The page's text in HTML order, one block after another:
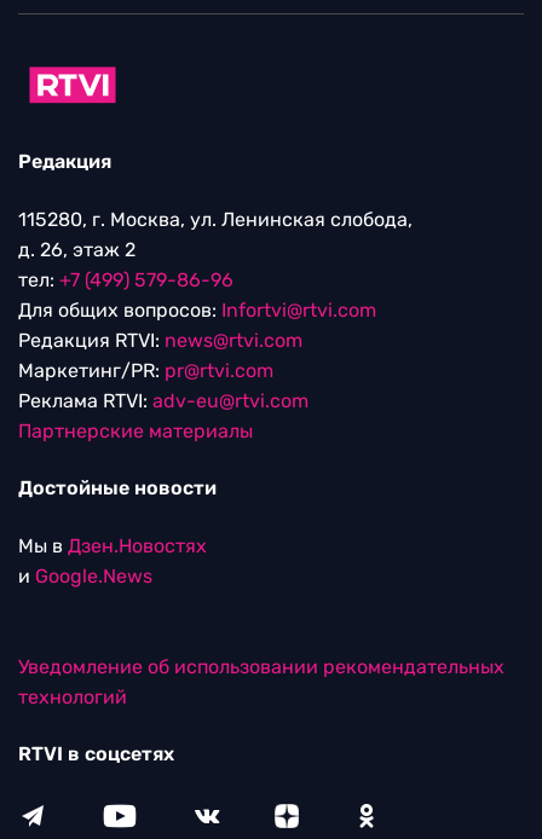
Редакция
115280, г. Москва, ул. Ленинская слобода,
д. 26, этаж 2
тел: +7 (499) 579-86-96
Для общих вопросов: Infortvi@rtvi.com
Редакция RTVI: news@rtvi.com
Маркетинг/PR: pr@rtvi.com
Реклама RTVI: adv-eu@rtvi.com
Партнерские материалы
Достойные новости
Мы в Дзен.Новостях
и Google.News
Уведомление об использовании рекомендательных
технологий
RTVI в соцсетях